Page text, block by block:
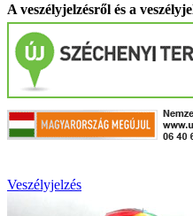
A veszélyjelzésről és a
Veszélyjelzés